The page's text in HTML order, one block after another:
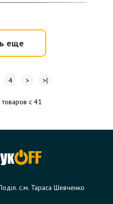
еще
4 > >|
с 41
с.м. Тараса Шевченко